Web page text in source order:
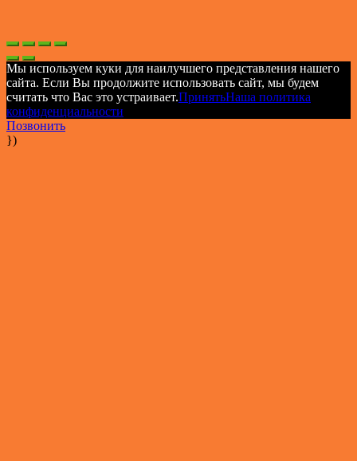
Мы используем куки для наилучшего представления нашего
сайта. Если Вы продолжите использовать сайт, мы будем
считать что Вас это устраивает.ПринятьНаша политика
конфиденциальности
Позвонить
})